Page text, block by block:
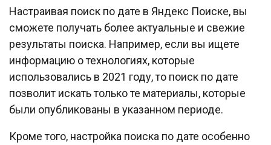
Настраивая поиск по дате в Яндекс Поиске, вы
сможете получать более актуальные и свежие
результаты поиска. Например, если вы ищете
информацию о технологиях, которые
использовались в 2021 году, то поиск по дате
позволит искать только те материалы, которые
были опубликованы в указанном периоде.
Кроме того, настройка поиска по дате особенно